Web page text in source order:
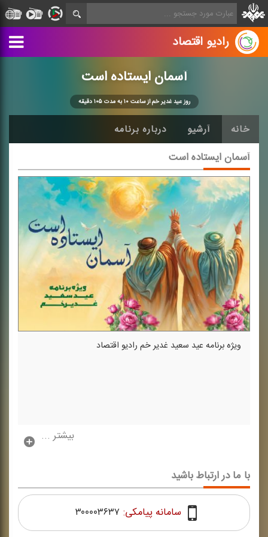
رادیو اقتصاد
آسمان ایستاده است
روز عید غدیر خم از ساعت ۱۰ به مدت ۱۰۵ دقیقه
خانه آرشیو درباره برنامه
آسمان ایستاده است
ویژه برنامه عید سعید غدیر خم رادیو اقتصاد
بیشتر ...
با ما در ارتباط باشید
سامانه پیامکی: ۳۰۰۰۰۳۶۳۷